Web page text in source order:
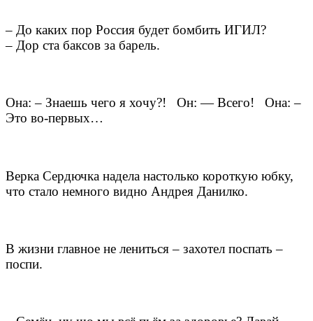
– До каких пор Россия будет бомбить ИГИЛ?
– Дор ста баксов за барель.
Она: – Знаешь чего я хочу?! Он: — Всего! Она: –
Это во-первых…
Верка Сердючка надела настолько короткую юбку,
что стало немного видно Андрея Данилко.​
В жизни главное не лениться – захотел поспать –
поспи.